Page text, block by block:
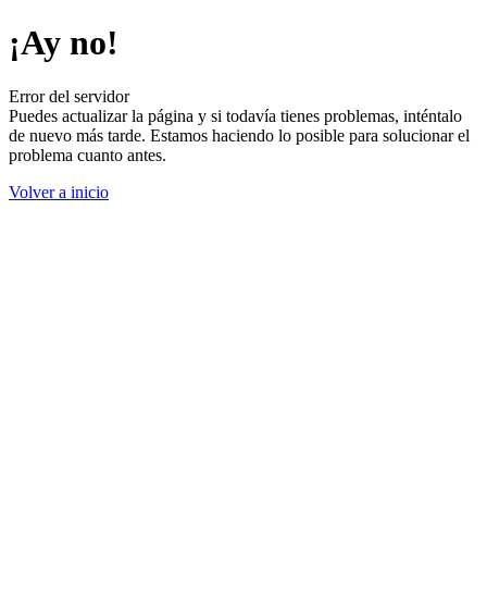
¡Ay no!
Error del servidor
Puedes actualizar la página y si todavía tienes problemas, inténtalo
de nuevo más tarde. Estamos haciendo lo posible para solucionar el
problema cuanto antes.
Volver a inicio